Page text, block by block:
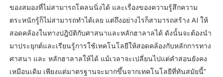
ของสมองที่ไม่สามารถโคลนนิ่งได้ และเรื่องของความรู้สึกความ
ตระหนักรู้ก็ไม่สามารถทำได้เลย แต่ถึงอย่างไรก็สามารถสร้าง AI ให้
สอดคล้องในทางปฎิบัติกับศาสนาและหลักฮาลาลได้ ดังนั้นจะต้องนำ
มาประยุกต์และเรียนรู้การใช้เทคโนโลยีให้สอดคล้องกับหลักการทาง
ศาสนา และ หลักฮาลาลให้ได้ แม้เวลาจะเปลี่ยนไปแต่คำสอนยังคง
เหมือนเดิม เพียงแต่มาตรฐานจะมากขึ้นจากเทคโนโลยีที่ทันสมัยนี้”